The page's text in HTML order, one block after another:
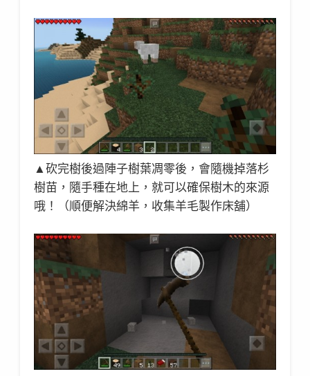
▲砍完樹後過陣子樹葉凋零後，會隨機掉落杉
樹苗，隨手種在地上，就可以確保樹木的來源
哦！（順便解決綿羊，收集羊毛製作床舖）